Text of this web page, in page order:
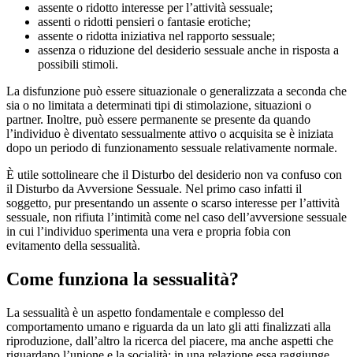
assente o ridotto interesse per l’attività sessuale;
assenti o ridotti pensieri o fantasie erotiche;
assente o ridotta iniziativa nel rapporto sessuale;
assenza o riduzione del desiderio sessuale anche in risposta a
possibili stimoli.
La disfunzione può essere situazionale o generalizzata a seconda che
sia o no limitata a determinati tipi di stimolazione, situazioni o
partner. Inoltre, può essere permanente se presente da quando
l’individuo è diventato sessualmente attivo o acquisita se è iniziata
dopo un periodo di funzionamento sessuale relativamente normale.
È utile sottolineare che il Disturbo del desiderio non va confuso con
il Disturbo da Avversione Sessuale. Nel primo caso infatti il
soggetto, pur presentando un assente o scarso interesse per l’attività
sessuale, non rifiuta l’intimità come nel caso dell’avversione sessuale
in cui l’individuo sperimenta una vera e propria fobia con
evitamento della sessualità.
Come funziona la sessualità?
La sessualità è un aspetto fondamentale e complesso del
comportamento umano e riguarda da un lato gli atti finalizzati alla
riproduzione, dall’altro la ricerca del piacere, ma anche aspetti che